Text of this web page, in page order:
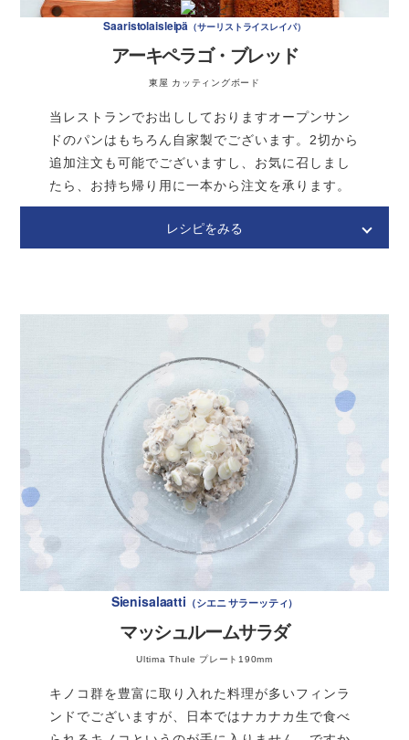
★オリーブオイル
大さじ1
〈下ごしらえ〉パンを1cm角にカットして、バターで
じっくり炒める。（弱火で5分程度）キッチンペーパ
ーを敷いたバットにのせて冷ましておく。※焼いてい
るときは柔らかくても冷めると表面がカリッとするの
で、焼き目がついてきたらバットに移してOK。ラデ
ィッシュを出来るだけ薄い輪切にしておく。
真鯛を1cm角に切り、ボウルに入れる。
る。→(2)オリーブオイルを入れて混ぜる。→(3)レモ
ン汁を入れて混ぜる。※順番を守り、その都度しっか
り混ぜるのがポイントです。
材 料：サーモンver. 4人分
生サーモン（刺身用）
アーキペラゴ・ブレッド ※
※今回使ったのはフィンランドの「アーキペラゴ・ブレッ
ド」というもの。ほんのり甘い黒いライ麦パンです。日本
Saaristolaisleipä サーリストライスレイパ
アーキペラゴ・ブレッド
東屋 カッティングボード
当レストランでお出ししておりますオープンサン
ドのパンはもちろん自家製でございます。2切から
追加注文も可能でございますし、お気に召しまし
たら、お持ち帰り用に一本から注文を承ります。
レシピをみる
パウンドケーキ型1本分
オレンジジュース
250ml
モルト（リキッドタイプ）
25ml
ライ麦粉
75g
強力粉
250g
ふすま
20g
生イースト
20g
〈コーヒーシロップ〉
コーヒー
モラセス
Sienisalaatti シエニ サラーッティ
マッシュルームサラダ
Ultima Thule プレート190mm
キノコ群を豊富に取り入れた料理が多いフィンラ
ンドでございますが、日本ではナカナカ生で食べ